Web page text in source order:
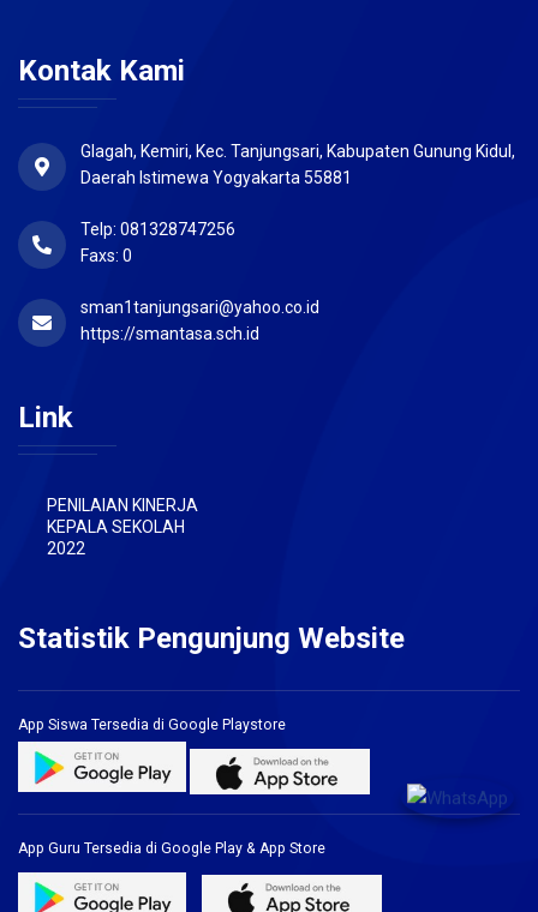
Kontak Kami
Glagah, Kemiri, Kec. Tanjungsari, Kabupaten Gunung Kidul,
Daerah Istimewa Yogyakarta 55881
Telp: 081328747256
Faxs: 0
sman1tanjungsari@yahoo.co.id
https://smantasa.sch.id
Link
PENILAIAN KINERJA
KEPALA SEKOLAH
2022
Statistik Pengunjung Website
App Siswa Tersedia di Google Playstore
App Guru Tersedia di Google Play & App Store